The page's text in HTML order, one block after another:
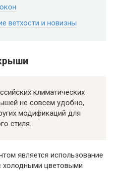
ветхости и новизны
климатических
не совсем удобно,
модификаций для
стиля.
является использование
холодными цветовыми